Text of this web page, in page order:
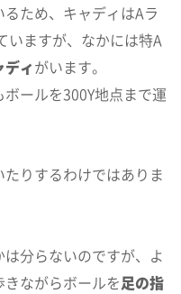
ため、キャディはAラ
いますが、なかには特A
ィがいます。
ールを300Y地点まで運
りするわけではありま
分らないのですが、よ
ながらボールを足の指